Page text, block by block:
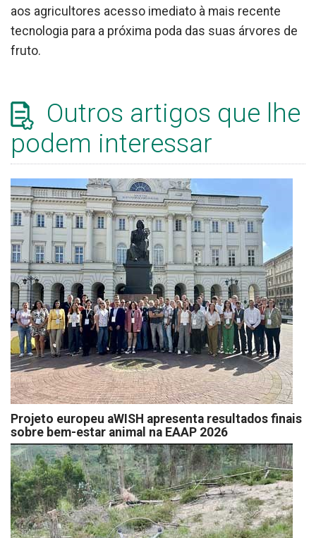
aos agricultores acesso imediato à mais recente
tecnologia para a próxima poda das suas árvores de
fruto.
Outros artigos que lhe
podem interessar
Projeto europeu aWISH apresenta resultados finais
sobre bem-estar animal na EAAP 2026